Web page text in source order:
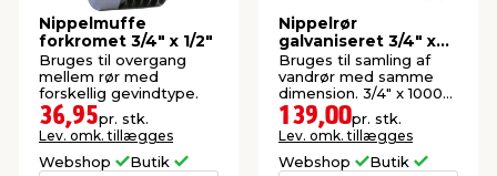
Nippelmuffe
forkromet 3/4" x 1/2"
Bruges til overgang
mellem rør med
forskellig gevindtype.
36,95pr. stk.
Lev. omk. tillægges
Webshop Butik
Nippelrør
galvaniseret 3/4" x
1000 mm
Bruges til samling af
vandrør med samme
dimension. 3/4" x 1000
mm.
139,00pr. stk.
Lev. omk. tillægges
Webshop Butik